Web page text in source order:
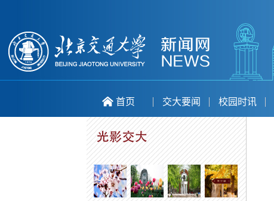
首页 交大要闻 校园时讯
喜庆二十大